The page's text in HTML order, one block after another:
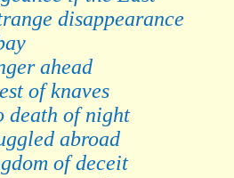
disappearance
ahead
of knaves
death of night
abroad
of deceit